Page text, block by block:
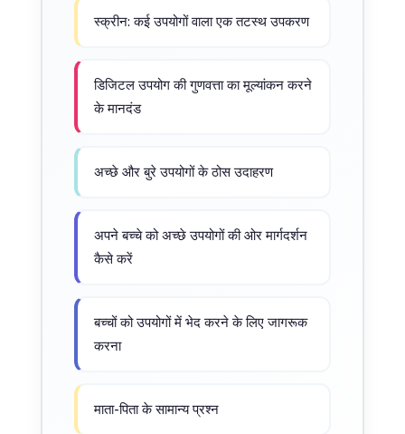
स्क्रीन: कई उपयोगों वाला एक तटस्थ उपकरण
डिजिटल उपयोग की गुणवत्ता का मूल्यांकन करने
के मानदंड
अच्छे और बुरे उपयोगों के ठोस उदाहरण
अपने बच्चे को अच्छे उपयोगों की ओर मार्गदर्शन
कैसे करें
बच्चों को उपयोगों में भेद करने के लिए जागरूक
करना
माता-पिता के सामान्य प्रश्न